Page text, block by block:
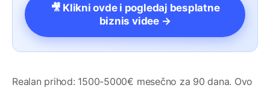
🎥 Klikni ovde i pogledaj besplatne
biznis videe →
Realan prihod: 1500-5000€ mesečno za 90 dana. Ovo